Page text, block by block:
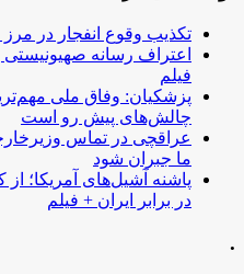
تکذیب وقوع انفجار در
اعتراف رسانه صهیونیستی
فیلم
پزشکیان: وفاق ملی
چالش‌های پیش رو است
عراقچی در تماس
ما جبران شود
پاشنه آشیل‌های آمریکا؛
در برابر ایران + فیلم
.